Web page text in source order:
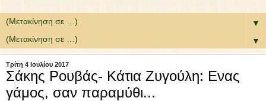
▼
▼
Τρίτη 4 Ιουλίου 2017
Σάκης Ρουβάς- Κάτια Ζυγούλη: Ενας
γάμος, σαν παραμύθι...